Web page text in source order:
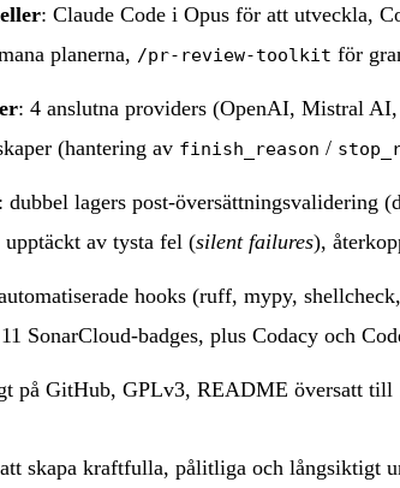
: Claude Code i Opus för att utveckla,
planerna, /pr-review-toolkit för
: 4 anslutna providers (OpenAI, Mistral
(hantering av finish_reason /
: dubbel lagers post-översättningsvalidering
upptäckt av tysta fel (silent failures),
hooks (ruff, mypy,
SonarCloud-badges, plus Codacy och
på GitHub, GPLv3, README översatt till
skapa kraftfulla, pålitliga och långsiktigt